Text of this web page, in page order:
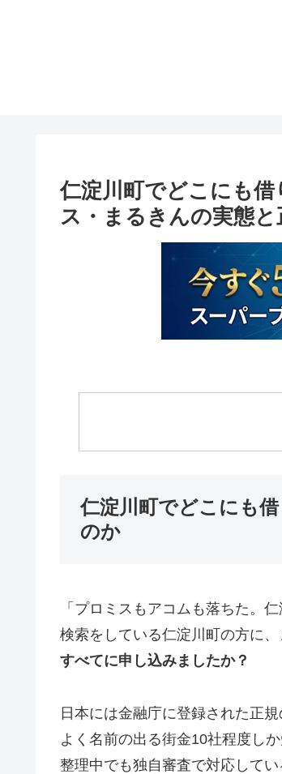
仁淀川町でどこにも
ス・まるきんの実態と
仁淀川町でどこにも
のか
「プロミスもアコムも落ちた。
検索をしている仁淀川町の方に
すべてに申し込みましたか？
日本には金融庁に登録された正
よく名前の出る街金10社程度し
整理中でも独自審査で対応して